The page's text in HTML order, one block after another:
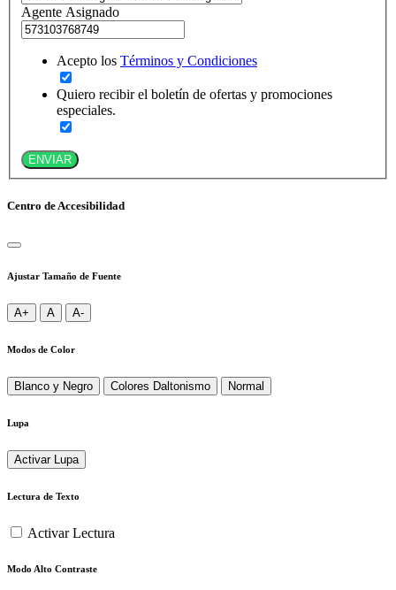
Agente Asignado
Acepto los Términos y Condiciones
Quiero recibir el boletín de ofertas y promociones
especiales.
ENVIAR
Centro de Accesibilidad
Ajustar Tamaño de Fuente
A+ A A-
Modos de Color
Blanco y Negro Colores Daltonismo Normal
Lupa
Activar Lupa
Lectura de Texto
Activar Lectura
Modo Alto Contraste